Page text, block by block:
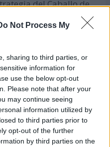
Not Process My
sharing to third parties, or
information for
use the below opt-out
Please note that after your
may continue seeing
information utilized by
to third parties prior to
opt-out of the further
by third parties on the
del Caballo de
la ciudad fortificada
para abrir las puertas